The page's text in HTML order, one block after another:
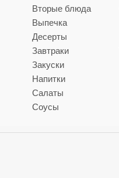
Вторые блюда
Выпечка
Десерты
Завтраки
Закуски
Напитки
Салаты
Соусы